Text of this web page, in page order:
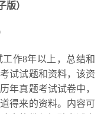
版）
工作8年以上，总结和
试试题和资料，该资
年真题考试试卷中，
得来的资料。内容可